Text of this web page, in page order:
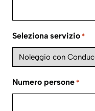
Seleziona servizio *
Numero persone *